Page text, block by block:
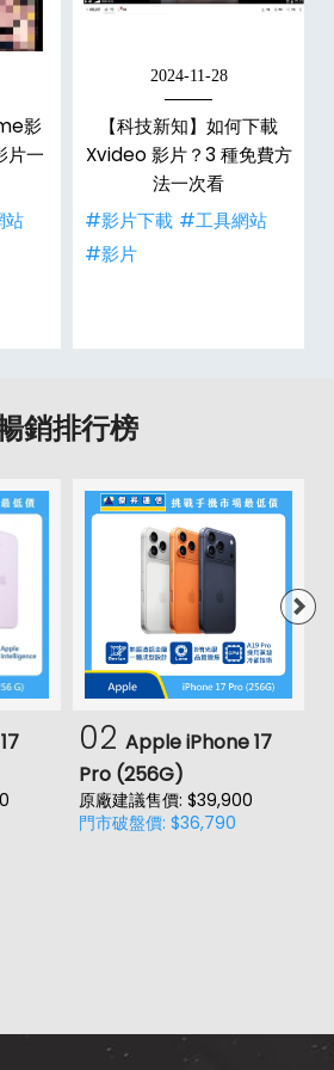
影
片一
站
2024-11-28
【科技新知】如何下載
Xvideo 影片？3 種免費方
法一次看
#影片下載 #工具網站
#影片
銷排行榜
02 Apple iPhone 17
Pro (256G)
原廠建議售價: $39,900
門市破盤價: $36,790